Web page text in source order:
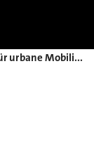
Aachen wird Modellstadt für urbane Mobilität